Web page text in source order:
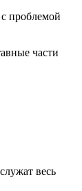
проблемой
части
весь